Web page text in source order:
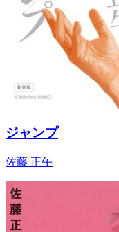
ジャンプ
佐藤 正午